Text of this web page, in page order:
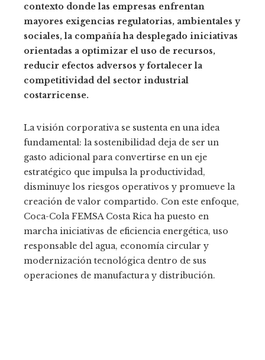
contexto donde las empresas enfrentan
mayores exigencias regulatorias, ambientales y
sociales, la compañía ha desplegado iniciativas
orientadas a optimizar el uso de recursos,
reducir efectos adversos y fortalecer la
competitividad del sector industrial
costarricense.
La visión corporativa se sustenta en una idea
fundamental: la sostenibilidad deja de ser un
gasto adicional para convertirse en un eje
estratégico que impulsa la productividad,
disminuye los riesgos operativos y promueve la
creación de valor compartido. Con este enfoque,
Coca-Cola FEMSA Costa Rica ha puesto en
marcha iniciativas de eficiencia energética, uso
responsable del agua, economía circular y
modernización tecnológica dentro de sus
operaciones de manufactura y distribución.